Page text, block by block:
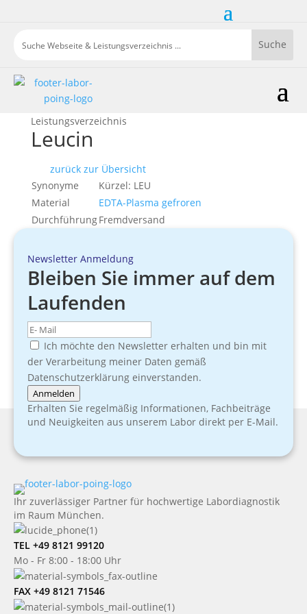
Leistungsverzeichnis
Leucin
zurück zur Übersicht
Synonyme
Kürzel: LEU
Material
EDTA-Plasma gefroren
DurchführungFremdversand
Newsletter Anmeldung
Bleiben Sie immer auf dem
Laufenden
Ich möchte den Newsletter erhalten und bin mit
der Verarbeitung meiner Daten gemäß
Datenschutzerklärung einverstanden.
Anmelden
Erhalten Sie regelmäßig Informationen, Fachbeiträge
und Neuigkeiten aus unserem Labor direkt per E-Mail.
Ihr zuverlässiger Partner für hochwertige Labordiagnostik
im Raum München.
TEL +49 8121 99120
Mo - Fr 8:00 - 18:00 Uhr
FAX +49 8121 71546